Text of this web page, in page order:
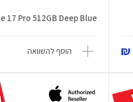
17 Pro 512GB Deep Blue
הוסף להשוואה